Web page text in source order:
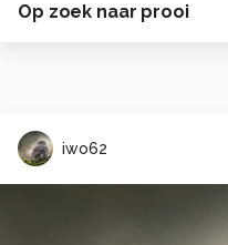
Op zoek naar prooi
iwo62